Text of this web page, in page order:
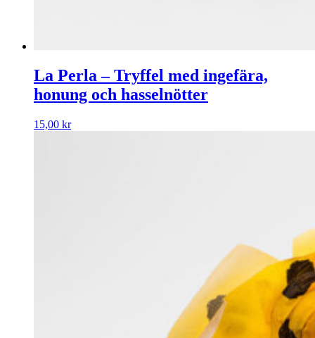
La Perla – Tryffel med ingefära,
honung och hasselnötter
15,00 kr